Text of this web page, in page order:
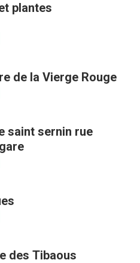
plantes
de la Vierge Rouge
saint sernin rue
des Tibaous